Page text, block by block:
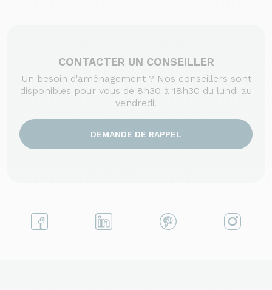
CONTACTER UN CONSEILLER
Un besoin d'aménagement ? Nos conseillers sont
disponibles pour vous de 8h30 à 18h30 du lundi au
vendredi.
DEMANDE DE RAPPEL